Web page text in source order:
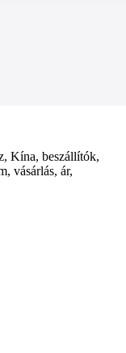
Kína, beszállítók,
vásárlás, ár,